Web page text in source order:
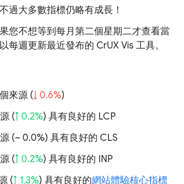
過大多數指標仍略有成長！
您不想等到每月第二個星期二才查看當
每週更新最近發布的 CrUX Vis 工具。
來源 (↓ 0.6%)
(↑ 0.2%) 具有良好的 LCP
(~ 0.0%) 具有良好的 CLS
(↑ 0.2%) 具有良好的 INP
(↑ 1.3%) 具有良好的網站體驗核心指標